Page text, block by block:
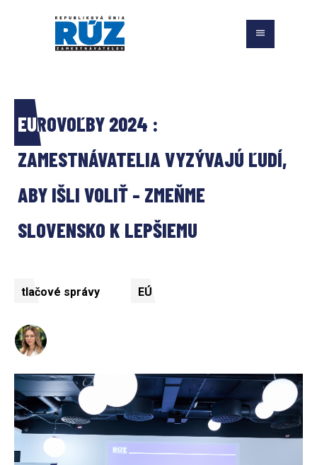
EUROVOĽBY 2024 :
ZAMESTNÁVATELIA VYZÝVAJÚ ĽUDÍ,
ABY IŠLI VOLIŤ - ZMEŇME
SLOVENSKO K LEPŠIEMU
tlačové správy EÚ